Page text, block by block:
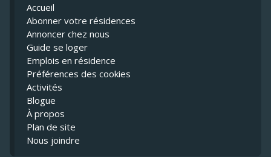
Accueil
Abonner votre résidences
Annoncer chez nous
Guide se loger
Emplois en résidence
Préférences des cookies
Activités
Blogue
À propos
Plan de site
Nous joindre